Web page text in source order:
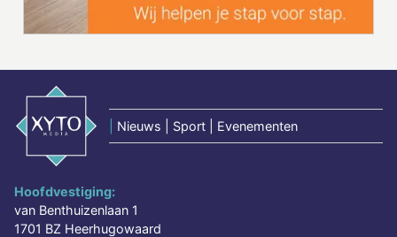
Nieuws | Sport | Evenementen
Hoofdvestiging:
van Benthuizenlaan 1
1701 BZ Heerhugowaard